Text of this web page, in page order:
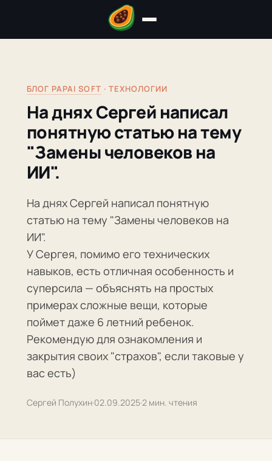
БЛОГ PAPAI SOFT · ТЕХНОЛОГИИ
На днях Сергей написал
понятную статью на тему
"Замены человеков на
ИИ".
На днях Сергей написал понятную
статью на тему "Замены человеков на
ИИ".
У Сергея, помимо его технических
навыков, есть отличная особенность и
суперсила — объяснять на простых
примерах сложные вещи, которые
поймет даже 6 летний ребенок.
Рекомендую для ознакомления и
закрытия своих "страхов", если таковые у
вас есть)
Сергей Полухин·02.09.2025·2 мин. чтения